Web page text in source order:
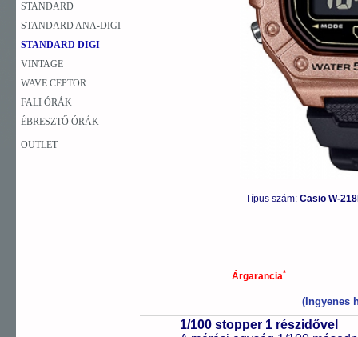
STANDARD
STANDARD ANA-DIGI
STANDARD DIGI
VINTAGE
WAVE CEPTOR
FALI ÓRÁK
ÉBRESZTŐ ÓRÁK
OUTLET
Típus szám: Casio W-
Árgarancia*
(Ingyenes
1/100 stopper 1 részidővel